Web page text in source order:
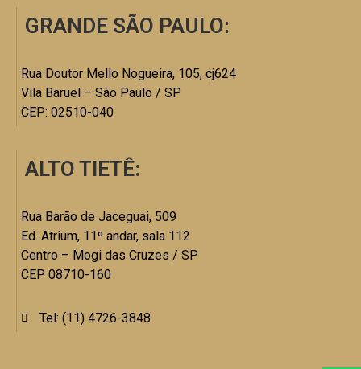
GRANDE SÃO PAULO:
Rua Doutor Mello Nogueira, 105, cj624
Vila Baruel – São Paulo / SP
CEP: 02510-040
ALTO TIETÊ:
Rua Barão de Jaceguai, 509
Ed. Atrium, 11º andar, sala 112
Centro – Mogi das Cruzes / SP
CEP 08710-160
Tel: (11) 4726-3848